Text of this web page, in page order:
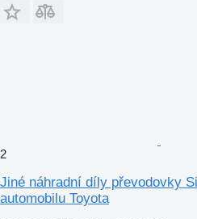
2
Jiné náhradní díly převodovky
automobilu Toyota